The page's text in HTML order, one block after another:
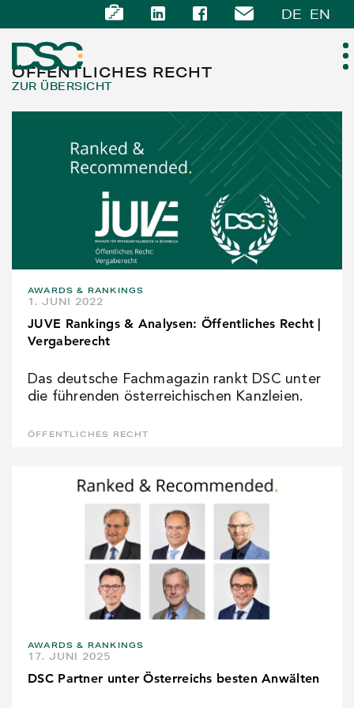
DE EN
ÜBER UNS
EXPERTISE
NEWS
KARRIERE
KONTAKT
ÖFFENTLICHES RECHT
ZUR ÜBERSICHT
AWARDS & RANKINGS
1. JUNI 2022
JUVE Rankings & Analysen: Öffentliches Recht |
Vergaberecht
Das deutsche Fachmagazin rankt DSC unter
die führenden österreichischen Kanzleien.
ÖFFENTLICHES RECHT
AWARDS & RANKINGS
17. JUNI 2025
DSC Partner unter Österreichs besten Anwälten